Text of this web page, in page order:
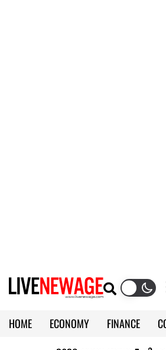
HOME ECONOMY FINANCE